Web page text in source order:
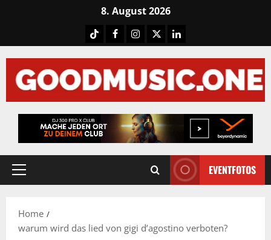
8. August 2026
TiktokFacebook
Instagram
X LinkedIN
Primary
EVENTFOTOS
Home
warum wird das lied von gigi d’agostino verboten?